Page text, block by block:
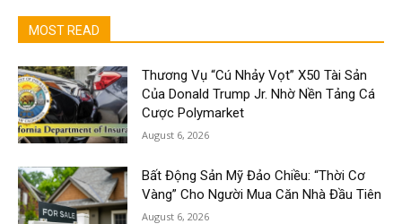
MOST READ
Thương Vụ “Cú Nhảy Vọt” X50 Tài Sản
Của Donald Trump Jr. Nhờ Nền Tảng Cá
Cược Polymarket
August 6, 2026
Bất Động Sản Mỹ Đảo Chiều: “Thời Cơ
Vàng” Cho Người Mua Căn Nhà Đầu Tiên
August 6, 2026